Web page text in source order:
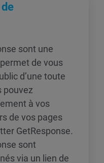
sont une
de vous
d’une toute
pouvez
à vos
de vos pages
GetResponse.
sont
via un lien de